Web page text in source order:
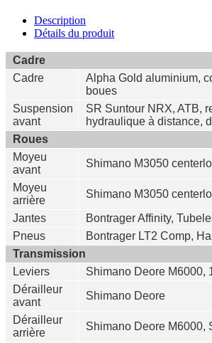
Description
Détails du produit
Cadre
Cadre
Alpha Gold aluminium,
boues
Suspension
avant
SR Suntour NRX, ATB,
hydraulique à distance,
Roues
Moyeu
avant
Shimano M3050
Moyeu
arrière
Shimano M3050
Jantes
Bontrager Affinity,
Pneus
Bontrager LT2 Comp,
Transmission
Leviers
Shimano Deore M6000,
Dérailleur
avant
Shimano Deore
Dérailleur
arrière
Shimano Deore M6000,